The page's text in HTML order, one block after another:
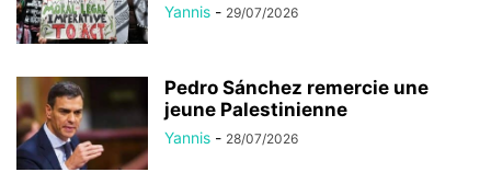
Yannis - 29/07/2026
Pedro Sánchez remercie une
jeune Palestinienne
Yannis - 28/07/2026